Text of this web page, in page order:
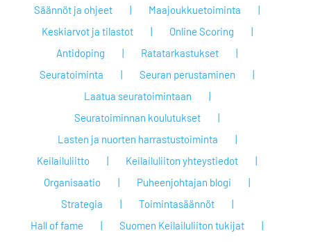
Säännöt ja ohjeet
Maajoukkuetoiminta
Keskiarvot ja tilastot
Online Scoring
Antidoping
Ratatarkastukset
Seuratoiminta
Seuran perustaminen
Laatua seuratoimintaan
Seuratoiminnan koulutukset
Lasten ja nuorten harrastustoiminta
Keilailuliitto
Keilailuliiton yhteystiedot
Organisaatio
Puheenjohtajan blogi
Strategia
Toimintasäännöt
Hall of fame
Suomen Keilailuliiton tukijat